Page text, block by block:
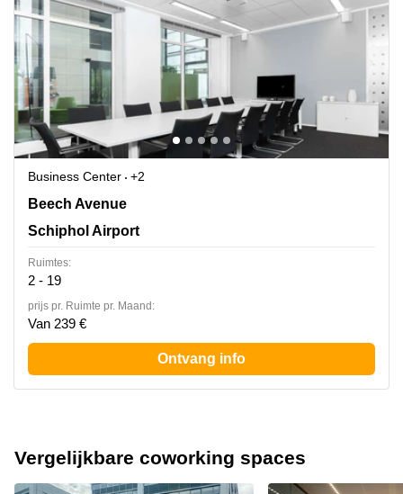
Business Center
+2
Beech Avenue 54-62,Het Poortgebouw, Schiphol Airport
Beech Avenue
Schiphol Airport
Ruimtes:
2 - 19
prijs pr. Ruimte pr. Maand:
Van 239 €
Ontvang info
Vergelijkbare coworking spaces